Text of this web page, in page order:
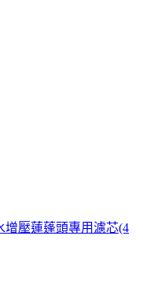
增壓蓮蓬頭專用濾芯(4